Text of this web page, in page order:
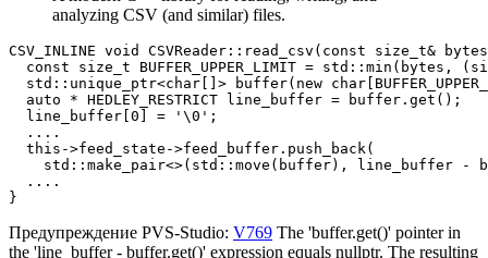
analyzing CSV (and similar) files.
CSV_INLINE void CSVReader::read_csv(const size_t&
const size_t BUFFER_UPPER_LIMIT = std::min(bytes,
std::unique_ptr<char[]> buffer(new
  auto * HEDLEY_RESTRICT line_buffer = buffer.get();
  line_buffer[0] = '\0';
  ....
  this->feed_state->feed_buffer.push_back(
std::make_pair<>(std::move(buffer), line_buffer -
  ....
}
Предупреждение PVS-Studio: V769 The 'buffer.get()' pointer in
the 'line_buffer - buffer.get()' expression equals nullptr. The resulting